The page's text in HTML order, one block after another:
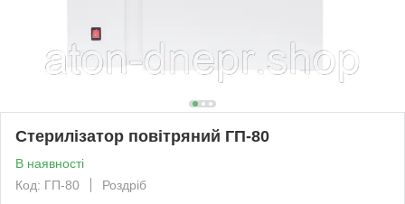
Стерилізатор повітряний ГП-80
В наявності
Код: ГП-80
Роздріб